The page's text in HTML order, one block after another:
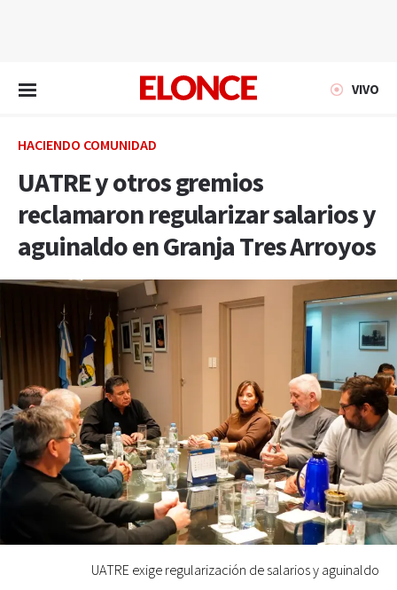
VIVO
HACIENDO COMUNIDAD
UATRE y otros gremios
reclamaron regularizar salarios y
aguinaldo en Granja Tres Arroyos
UATRE exige regularización de salarios y aguinaldo